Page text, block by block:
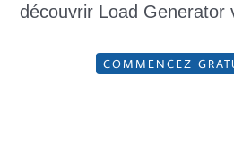
découvrir Load Generator
COMMENCEZ